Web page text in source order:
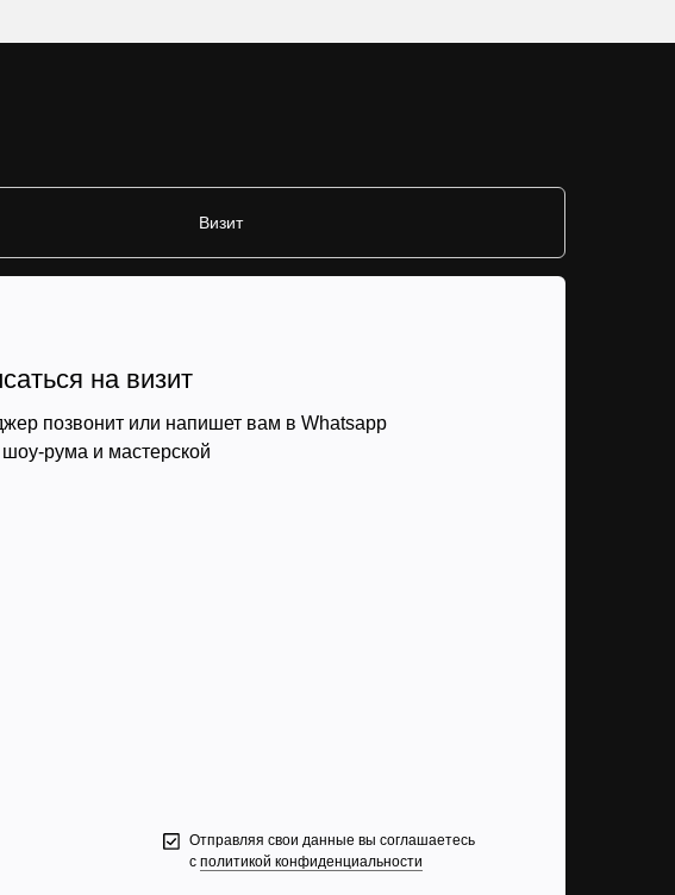
Визит
на визит
позвонит или напишет вам в Whatsapp
рума и мастерской
Отправляя свои данные вы соглашаетесь
с политикой конфиденциальности